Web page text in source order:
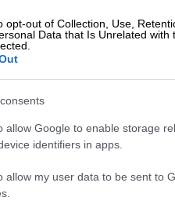
opt-out of Collection, Use,
Data that Is Unrelated with
allow Google to enable storage
identifiers in apps.
allow my user data to be sent to
διαμαρτυρία
ενόψει της 88ης
αναφέρουν, είναι
ειδικού